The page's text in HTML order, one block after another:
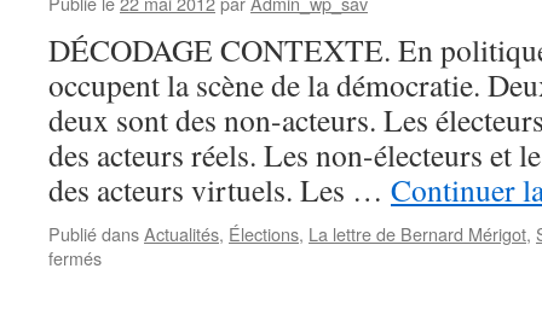
DÉCODAGE CONTEXTE. En
occupent la scène de la démocratie.
deux sont des non-acteurs. Les
des acteurs réels. Les non-électeurs et
des acteurs virtuels. Les … Continuer
Publié dansActualités, Élections, La lettre de Bernard Mérigot,
ferméssur